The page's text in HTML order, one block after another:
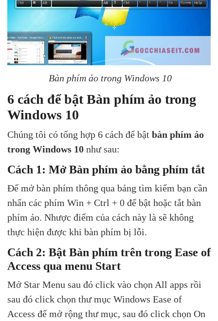
Bàn phím ảo trong Windows 10
6 cách để bật Bàn phím ảo trong
Windows 10
Chúng tôi có tổng hợp 6 cách để bật bàn phím ảo
trong Windows 10 như sau:
Cách 1: Mở Bàn phím ảo bằng phím tắt
Để mở bàn phím thông qua bảng tìm kiếm bạn cần
nhấn các phím Win + Ctrl + 0 để bật hoặc tắt bàn
phím ảo. Nhược điểm của cách này là sẽ không
thực hiện được khi bàn phím bị lỗi.
Cách 2: Bật Bàn phím trên trong Ease of
Access qua menu Start
Mở Star Menu sau đó click vào chọn All apps rồi
sau đó click chọn thư mục Windows Ease of
Access để mở rộng thư mục, sau đó click chọn On